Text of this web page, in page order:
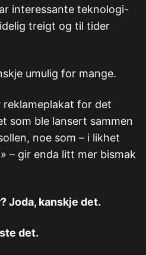
interessante teknologi-
treigt og til tider
umulig for mange.
reklameplakat for det
som ble lansert sammen
noe som – i likhet
– gir enda litt mer bismak
Joda, kanskje det.
det.